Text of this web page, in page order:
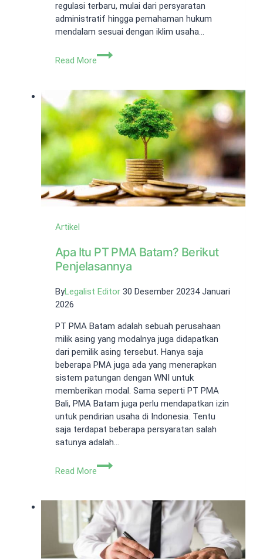
regulasi terbaru, mulai dari persyaratan
administratif hingga pemahaman hukum
mendalam sesuai dengan iklim usaha…
Read More
Jasa
Medan
Artikel
Apa Itu PT PMA Batam? Berikut
Penjelasannya
ByLegalist Editor 30 Desember 20234 Januari
2026
PT PMA Batam adalah sebuah perusahaan
milik asing yang modalnya juga didapatkan
dari pemilik asing tersebut. Hanya saja
beberapa PMA juga ada yang menerapkan
sistem patungan dengan WNI untuk
memberikan modal. Sama seperti PT PMA
Bali, PMA Batam juga perlu mendapatkan izin
untuk pendirian usaha di Indonesia. Tentu
saja terdapat beberapa persyaratan salah
satunya adalah…
Read More
Apa
PMA
Batam?
Berikut
Penjelasannya